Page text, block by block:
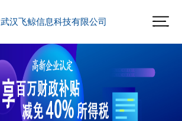
武汉飞鲸信息科技有限公司